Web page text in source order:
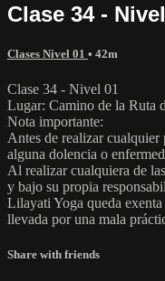
Clase 34 -
Clases Nivel 01 • 42m
Clase 34 - Nivel 01
Lugar: Camino de la Ruta
Nota importante:
Antes de realizar cualquier
alguna dolencia o
Al realizar cualquiera de
y bajo su propia
Lilayati Yoga queda
llevada por una mala
Share with friends